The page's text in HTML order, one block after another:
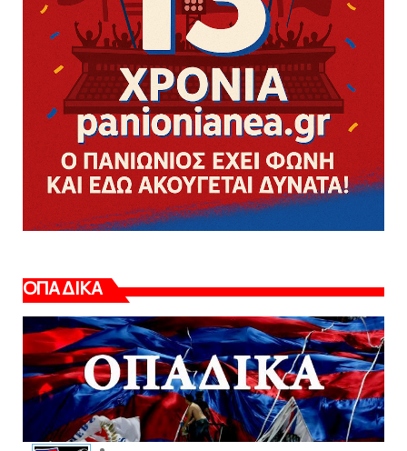
ΟΠΑΔΙΚΑ